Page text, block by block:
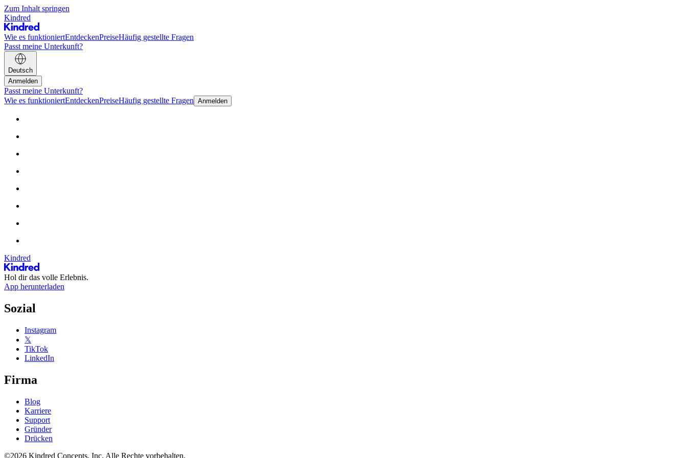
Zum Inhalt springen
Kindred
Wie es funktioniertEntdeckenPreiseHäufig gestellte Fragen
Passt meine Unterkunft?
Deutsch
Anmelden
Passt meine Unterkunft?
Wie es funktioniertEntdeckenPreiseHäufig gestellte Fragen Anmelden
Kindred
Hol dir das volle Erlebnis.
App herunterladen
Sozial
Instagram
𝕏
TikTok
LinkedIn
Firma
Blog
Karriere
Support
Gründer
Drücken
©2026 Kindred Concepts, Inc. Alle Rechte vorbehalten.